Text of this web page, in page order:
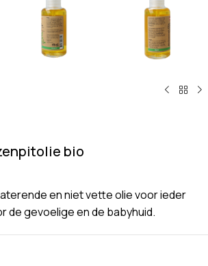
bio
en niet vette olie voor ieder
de gevoelige en de babyhuid.